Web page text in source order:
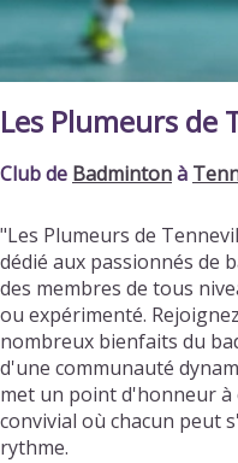
Les Plumeurs de
Club de Badmintonà
"Les Plumeurs de
dédié aux passionnés de
des membres de tous
ou expérimenté.
nombreux bienfaits du
d'une communauté
met un point d'honneur
convivial où chacun peut
rythme.